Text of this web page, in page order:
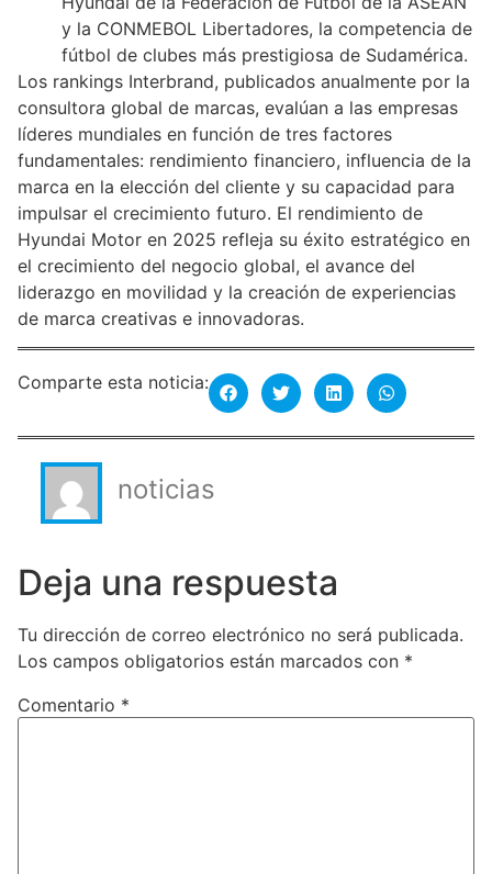
y la CONMEBOL Libertadores, la competencia de
fútbol de clubes más prestigiosa de Sudamérica.
Los rankings Interbrand, publicados anualmente por la
consultora global de marcas, evalúan a las empresas
líderes mundiales en función de tres factores
fundamentales: rendimiento financiero, influencia de la
marca en la elección del cliente y su capacidad para
impulsar el crecimiento futuro. El rendimiento de
Hyundai Motor en 2025 refleja su éxito estratégico en
el crecimiento del negocio global, el avance del
liderazgo en movilidad y la creación de experiencias
de marca creativas e innovadoras.
Comparte esta noticia:
noticias
Deja una respuesta
Tu dirección de correo electrónico no será publicada.
Los campos obligatorios están marcados con *
Comentario *